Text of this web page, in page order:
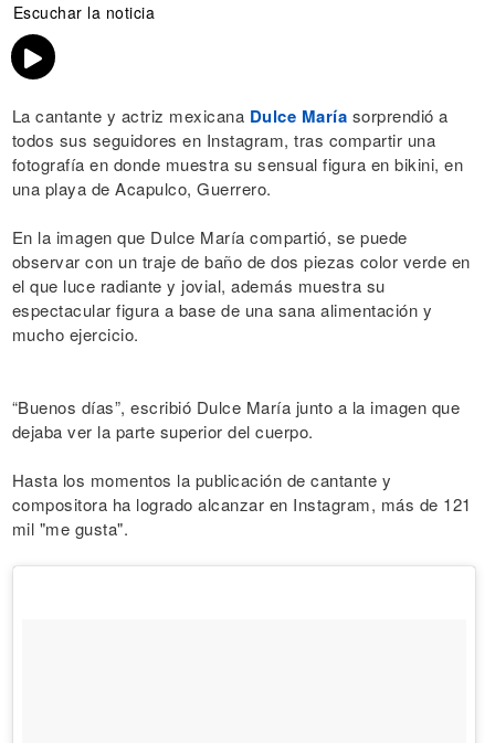
Escuchar la noticia
La cantante y actriz mexicana Dulce María sorprendió a
todos sus seguidores en Instagram, tras compartir una
fotografía en donde muestra su sensual figura en bikini, en
una playa de Acapulco, Guerrero.
En la imagen que Dulce María compartió, se puede
observar con un traje de baño de dos piezas color verde en
el que luce radiante y jovial, además muestra su
espectacular figura a base de una sana alimentación y
mucho ejercicio.
“Buenos días”, escribió Dulce María junto a la imagen que
dejaba ver la parte superior del cuerpo.
Hasta los momentos la publicación de cantante y
compositora ha logrado alcanzar en Instagram, más de 121
mil "me gusta".